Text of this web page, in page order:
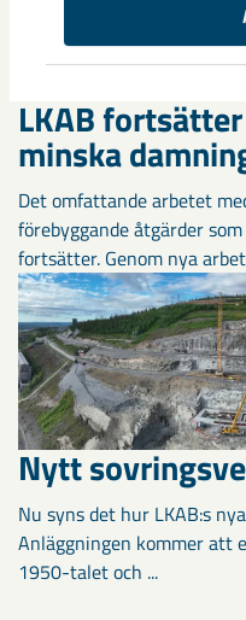
LKAB
minska
Det omfattande arbetet
förebyggande åtgärder
fortsätter. Genom nya
Nytt
Nu syns det hur LKAB:s
Anläggningen kommer att
1950-talet och ...